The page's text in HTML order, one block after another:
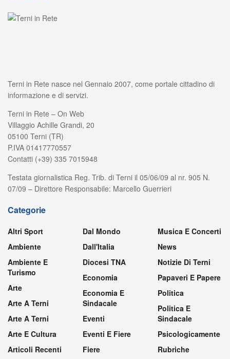
Terni in Rete nasce nel Gennaio 2007, come portale cittadino di
informazione e di servizi.
Terni in Rete – On Web
Villaggio Achille Grandi, 20
05100 Terni (TR)
P.IVA 01417770557
Contatti (+39) 335 7015948
Testata giornalistica Reg. Trib. di Terni il 05/06/09 al nr. 905 N.
07/09 – Direttore Responsabile: Marcello Guerrieri
Categorie
Altri Sport
Ambiente
Ambiente E
Turismo
Arte
Arte A Terni
Arte A Terni
Arte E Cultura
Articoli Recenti
Dal Mondo
Dall'Italia
Diocesi TNA
Economia
Economia E
Sindacale
Eventi
Eventi E Fiere
Fiere
Musica E Concerti
News
Notizie Di Terni
Papaveri E Papere
Politica
Politica E
Sindacale
Psicologicamente
Rubriche